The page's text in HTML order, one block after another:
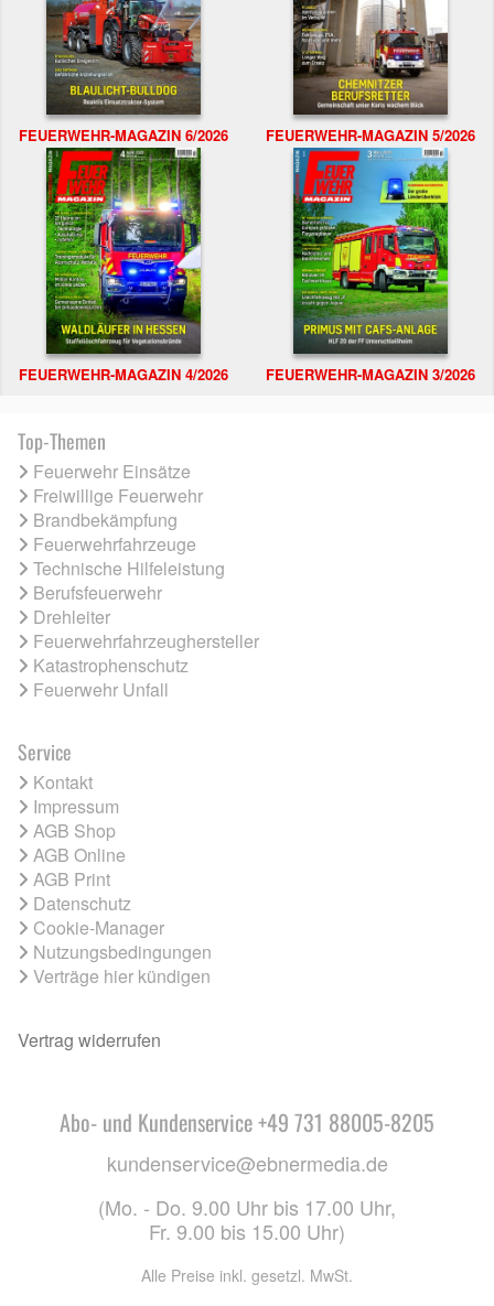
FEUERWEHR-MAGAZIN 6/2026 FEUERWEHR-MAGAZIN 5/2026
FEUERWEHR-MAGAZIN 4/2026 FEUERWEHR-MAGAZIN 3/2026
Top-Themen
Feuerwehr Einsätze
Freiwillige Feuerwehr
Brandbekämpfung
Feuerwehrfahrzeuge
Technische Hilfeleistung
Berufsfeuerwehr
Drehleiter
Feuerwehrfahrzeughersteller
Katastrophenschutz
Feuerwehr Unfall
Service
Kontakt
Impressum
AGB Shop
AGB Online
AGB Print
Datenschutz
Cookie-Manager
Nutzungsbedingungen
Verträge hier kündigen
Vertrag widerrufen
Abo- und Kundenservice +49 731 88005-8205
kundenservice@ebnermedia.de
(Mo. - Do. 9.00 Uhr bis 17.00 Uhr,
Fr. 9.00 bis 15.00 Uhr)
Alle Preise inkl. gesetzl. MwSt.